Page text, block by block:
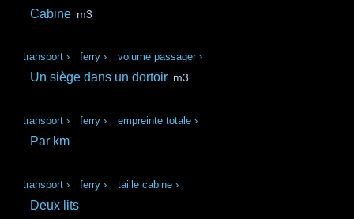
Cabine m3
transport › ferry › volume passager ›
Un siège dans un dortoir m3
transport › ferry › empreinte totale ›
Par km
transport › ferry › taille cabine ›
Deux lits